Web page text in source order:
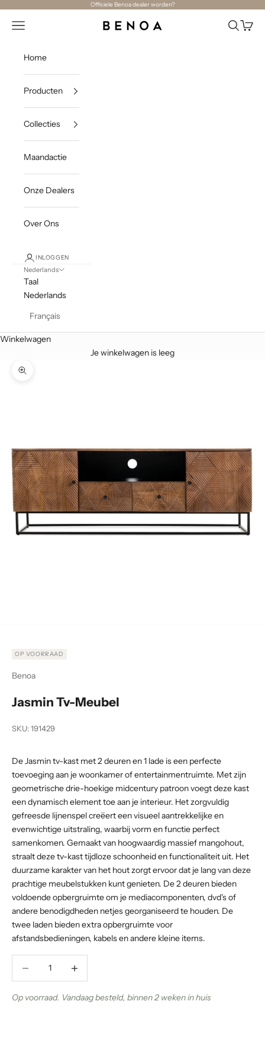
Officiele Benoa dealer worden?
Benoa
Navigatiemenu openen Zoeken
Home
Producten
Collecties
Maandactie
Onze Dealers
Over Ons
INLOGGEN
Nederlands
Taal
Nederlands
Français
Winkelwagen
Je winkelwagen is leeg
In-/uitzoomen
OP VOORRAAD
Benoa
Jasmin Tv-Meubel
SKU: 191429
De Jasmin tv-kast met 2 deuren en 1 lade is een perfecte
toevoeging aan je woonkamer of entertainmentruimte. Met zijn
geometrische drie-hoekige midcentury patroon voegt deze kast
een dynamisch element toe aan je interieur. Het zorgvuldig
gefreesde lijnenspel creëert een visueel aantrekkelijke en
evenwichtige uitstraling, waarbij vorm en functie perfect
samenkomen. Gemaakt van hoogwaardig massief mangohout,
straalt deze tv-kast tijdloze schoonheid en functionaliteit uit. Het
duurzame karakter van het hout zorgt ervoor dat je lang van deze
prachtige meubelstukken kunt genieten. De 2 deuren bieden
voldoende opbergruimte om je mediacomponenten, dvd's of
andere benodigdheden netjes georganiseerd te houden. De
twee laden bieden extra opbergruimte voor
afstandsbedieningen, kabels en andere kleine items.
Op voorraad. Vandaag besteld, binnen 2 weken in huis